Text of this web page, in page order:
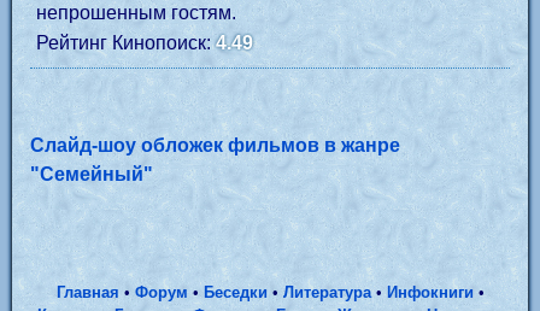
непрошенным гостям.
Рейтинг Кинопоиск:4.49
Слайд-шоу обложек фильмов в жанре
"Семейный"
Главная • Форум • Беседки• Литература• Инфокниги •